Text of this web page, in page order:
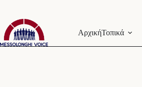
Μετάβαση
στο
περιεχόμενο
ΑρχικήΤοπικά